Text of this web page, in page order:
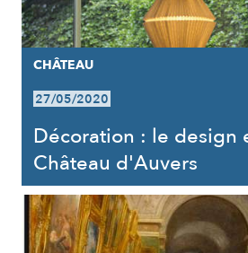
CHÂTEAU
27/05/2020
Décoration : le design
Château d'Auvers